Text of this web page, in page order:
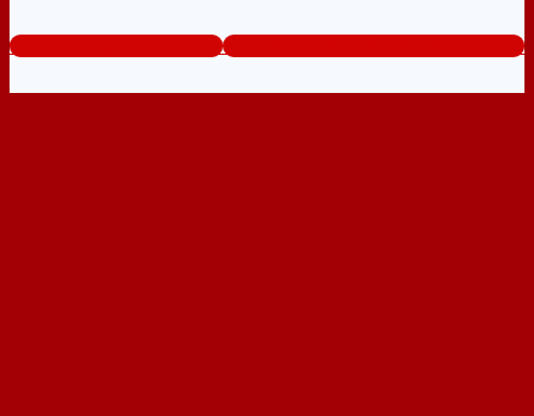
www.cuathephanquoc.com Tổng đài tư vấn miễn phí: 0824.400.400